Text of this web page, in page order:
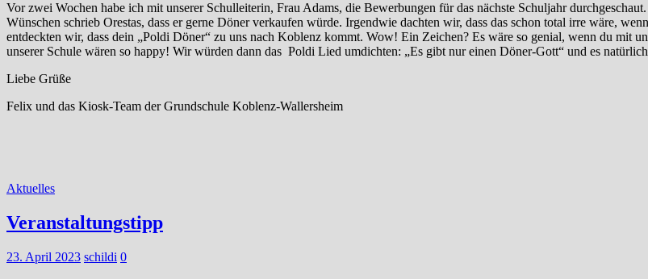
Vor zwei Wochen habe ich mit unserer Schulleiterin, Frau Adams, die Bewerbungen für das nächste Schuljahr
Wünschen schrieb Orestas, dass er gerne Döner verkaufen würde. Irgendwie dachten wir, dass das schon total irre wäre,
entdeckten wir, dass dein „Poldi Döner“ zu uns nach Koblenz kommt. Wow! Ein Zeichen? Es wäre so genial, wenn du mit
unserer Schule wären so happy! Wir würden dann das Poldi Lied umdichten: „Es gibt nur einen Döner-Gott“ und es
Liebe Grüße
Felix und das Kiosk-Team der Grundschule Koblenz-Wallersheim
Aktuelles
Veranstaltungstipp
23. April 2023 schildi 0